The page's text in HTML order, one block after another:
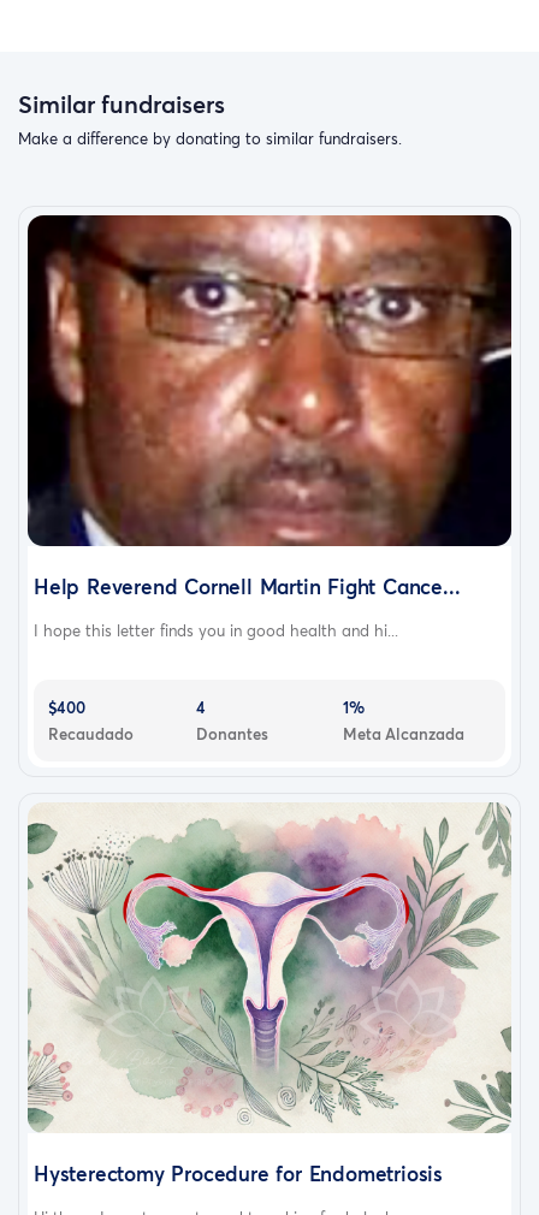
Similar fundraisers
Make a difference by donating to similar fundraisers.
Help Reverend Cornell Martin Fight Cance...
I hope this letter finds you in good health and hi...
$400
Recaudado
4
Donantes
1%
Meta Alcanzada
Hysterectomy Procedure for Endometriosis